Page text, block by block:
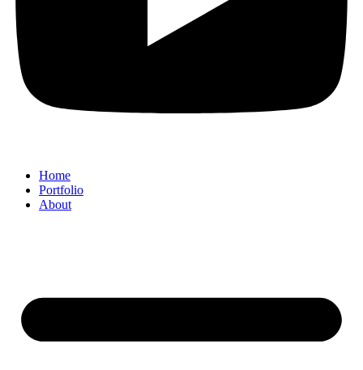
Home
Portfolio
About